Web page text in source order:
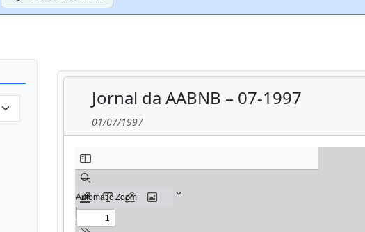
Jornal da AABNB – 07-1997
01/07/1997